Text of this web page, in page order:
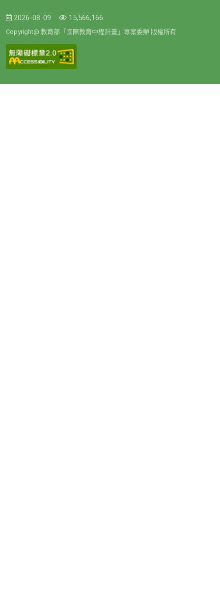
2026-08-09 15,566,166
Copyright@ 教育部「國際教育中程計畫」專案委辦 版權所有